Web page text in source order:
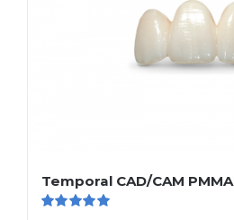
Temporal CAD/CAM PMMA